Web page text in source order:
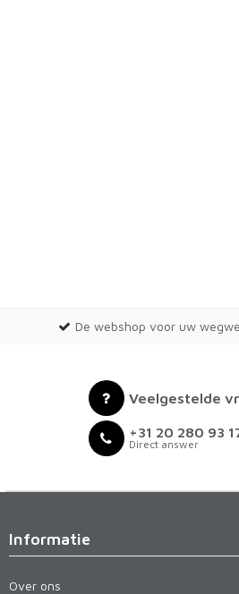
De webshop voor uw
Veelgestelde
+31 20 280 93
Direct answer
Informatie
Over ons